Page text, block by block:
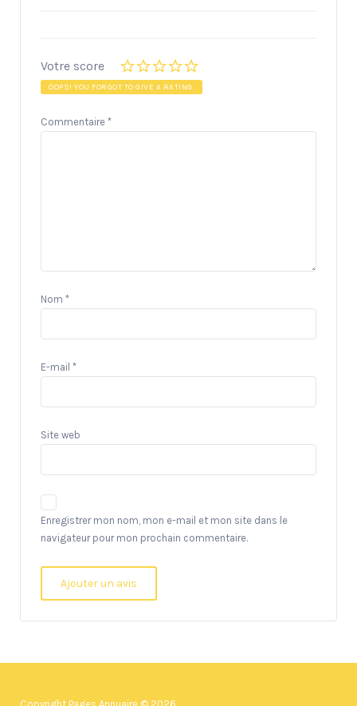
Votre score
OOPS! YOU FORGOT TO GIVE A RATING.
Commentaire *
Nom *
E-mail *
Site web
Enregistrer mon nom, mon e-mail et mon site dans le
navigateur pour mon prochain commentaire.